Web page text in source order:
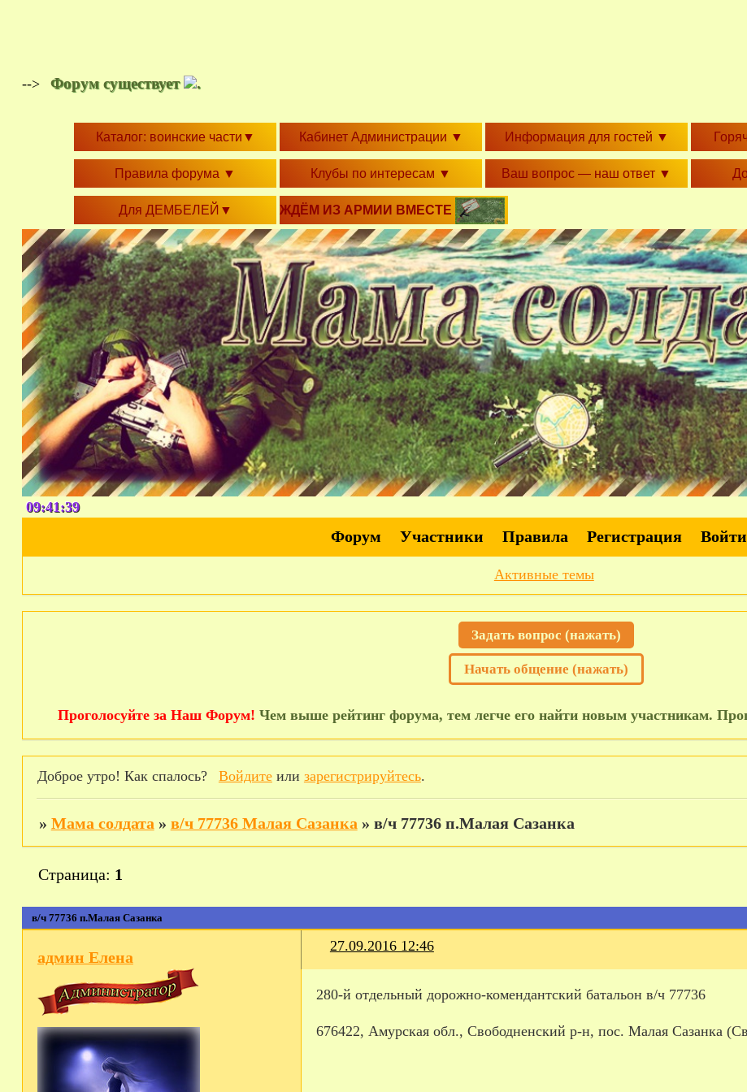
--> Форум существует .
Каталог: воинские части ▼ Кабинет Администрации ▼ Информация для гостей ▼
Правила форума ▼ Клубы по интересам ▼ Ваш вопрос — наш ответ ▼
Для ДЕМБЕЛЕЙ ▼ ЖДЁМ ИЗ АРМИИ ВМЕСТЕ
09:41:40
Форум Участники Правила Регистрация Войти
Активные темы
Задать вопрос (нажать)
Начать общение (нажать)
Проголосуйте за Наш Форум! Чем выше рейтинг форума, тем легче его найти новым участникам.
Доброе утро! Как спалось? Войдитеили зарегистрируйтесь.
» Мама солдата » в/ч 77736 Малая Сазанка » в/ч 77736 п.Малая Сазанка
в/ч 77736 п.Малая Сазанка
Страница: 1
27.09.2016 12:46
админ Елена
280-й отдельный дорожно-комендантский батальон в/ч 77736
676422, Амурская обл., Свободненский р-н, пос. Малая Сазанка